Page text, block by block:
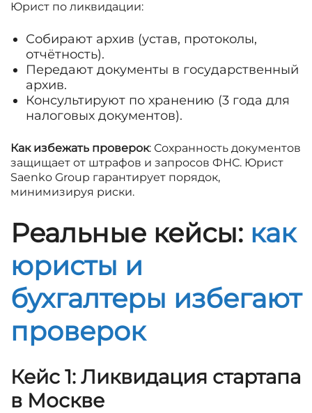
Юрист по ликвидации:
Собирают архив (устав, протоколы,
отчётность).
Передают документы в государственный
архив.
Консультируют по хранению (3 года для
налоговых документов).
Как избежать проверок: Сохранность документов
защищает от штрафов и запросов ФНС. Юрист
Saenko Group гарантирует порядок,
минимизируя риски.
Реальные кейсы: как
юристы и
бухгалтеры избегают
проверок
Кейс 1: Ликвидация стартапа
в Москве